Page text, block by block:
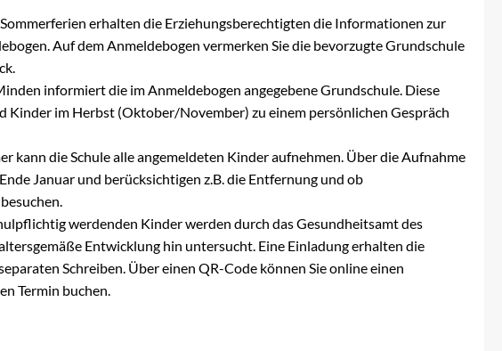
erhalten die Erziehungsberechtigten die Informationen zur
Auf dem Anmeldebogen vermerken Sie die bevorzugte Grundschule
informiert die im Anmeldebogen angegebene Grundschule. Diese
Kinder im Herbst (Oktober/November) zu einem persönlichen Gespräch
kann die Schule alle angemeldeten Kinder aufnehmen. Über die Aufnahme
Januar und berücksichtigen z.B. die Entfernung und ob
werdenden Kinder werden durch das Gesundheitsamt des
Entwicklung hin untersucht. Eine Einladung erhalten die
Schreiben. Über einen QR-Code können Sie online einen
Termin buchen.